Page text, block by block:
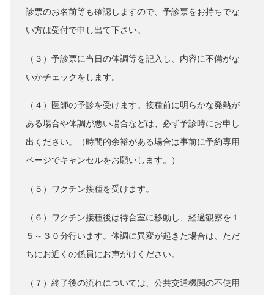
診票のお名前等も確認しますので、予診票をお持ちでな
い方は受付で申し出て下さい。
（３）予診票に当日の体調等を記入し、内容に不備がな
いかチェックをします。
（４）医師の予診を受けます。接種前に明らかな発熱が
ある場合や体調が悪い場合などは、必ず予診時にお申し
出ください。（時間的余裕がある場合は事前に予約専用
ページでキャンセルをお願いします。）
（５）ワクチン接種を受けます。
（６）ワクチン接種後は待合室に移動し、経過観察を１
５～３０分行います。体調に異変が起きた場合は、ただ
ちにお近くの係員にお声がけください。
（７）終了後の流れについては、公共交通機関の不使用